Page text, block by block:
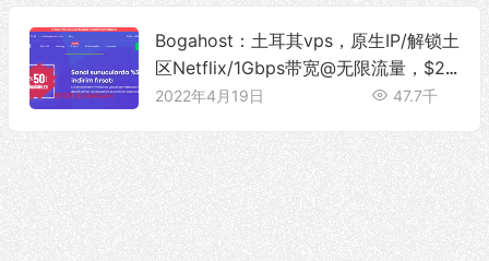
Bogahost：土耳其vps，原生IP/解锁土
区Netflix/1Gbps带宽@无限流量，$2.
47/月
2022年4月19日 47.7千